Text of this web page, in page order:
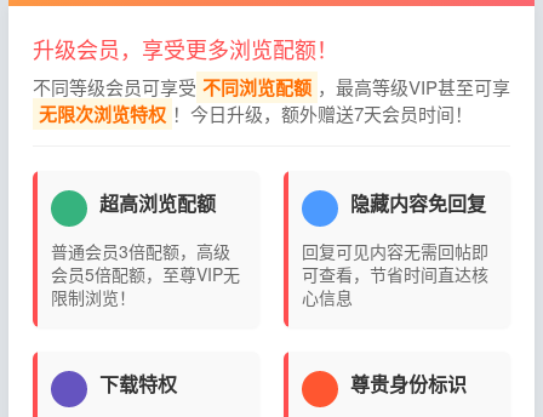
升级会员，享受更多浏览配额！
不同等级会员可享受 不同浏览配额 ，最高等级VIP甚至可享
无限次浏览特权 ！今日升级，额外赠送7天会员时间！
超高浏览配额
普通会员3倍配额，高级
会员5倍配额，至尊VIP无
限制浏览！
隐藏内容免回复
回复可见内容无需回帖即
可查看，节省时间直达核
心信息
下载特权 尊贵身份标识